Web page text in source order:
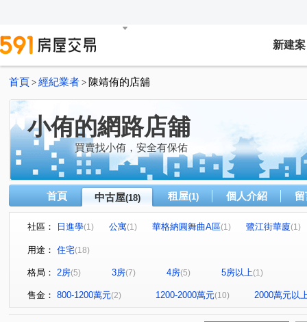
新建案
首頁 > 經紀業者 > 陳靖侑的店舖
小侑的網路店舖
買賣找小侑，安全有保佑
首頁 中古屋(18) 租屋(1) 個人介紹
社區： 日進學(1) 公寓(1) 華格納圓舞曲A區(1) 鷺江街華廈(1)
長虹天馥
忠孝東路五段
(1) (1) 鷺江街 (1) 新五路三段
重陽路三段(1) (1) 仁愛街(1) 民享街(1)
中正
凌雲路一段(1) 長榮路(1) 前港街(1)
用途： 住宅(18)
格局： 2房(5) 3房(7) 4房(5) 5房以上(1)
售金： 800-1200萬元(2) 1200-2000萬元(10) 2000萬元以